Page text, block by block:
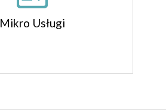
Mikro Usługi